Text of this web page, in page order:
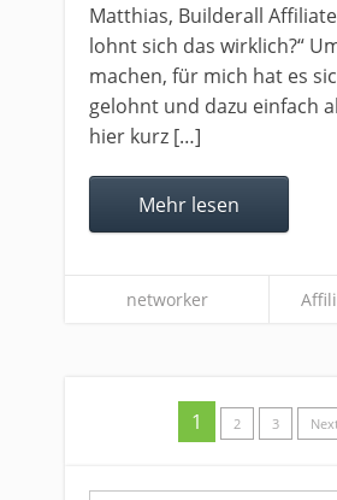
Matthias, Builderall
lohnt sich das wirklich?“
machen, für mich hat es
gelohnt und dazu einfach
hier kurz […]
Mehr lesen
networker
1 2 3